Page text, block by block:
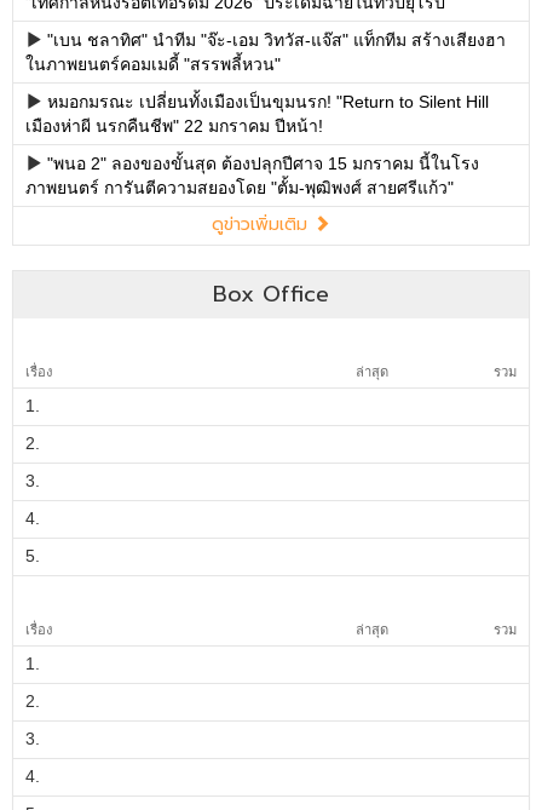
Box Office
เรื่อง ล่าสุด รวม
1.
2.
3.
4.
5.
เรื่อง ล่าสุด รวม
1.
2.
3.
4.